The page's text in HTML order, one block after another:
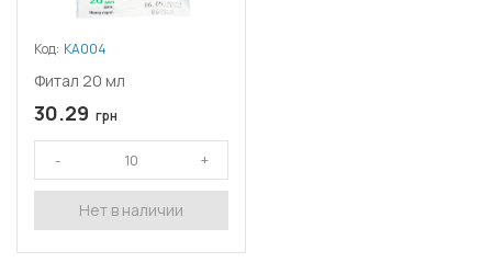
Код: КА004
Фитал 20 мл
30.29 грн
Нет в наличии